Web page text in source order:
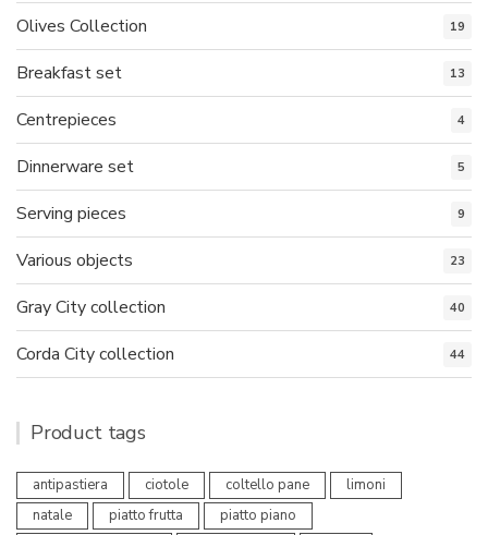
Olives Collection 19
Breakfast set 13
Centrepieces 4
Dinnerware set 5
Serving pieces 9
Various objects 23
Gray City collection 40
Corda City collection 44
Product tags
antipastiera ciotole coltello pane
limoni
natale
piatto frutta
piatto piano